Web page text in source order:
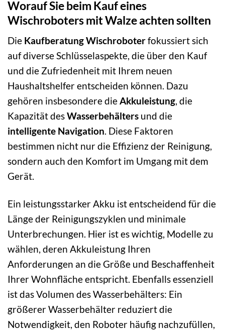
Worauf Sie beim Kauf eines
Wischroboters mit Walze achten sollten
Die Kaufberatung Wischroboterfokussiert sich
auf diverse Schlüsselaspekte, die über den Kauf
und die Zufriedenheit mit Ihrem neuen
Haushaltshelfer entscheiden können. Dazu
gehören insbesondere dieAkkuleistung, die
Kapazität desWasserbehälters und die
intelligente Navigation. Diese Faktoren
bestimmen nicht nur die Effizienz der Reinigung,
sondern auch den Komfort im Umgang mit dem
Gerät.
Ein leistungsstarker Akku ist entscheidend für die
Länge der Reinigungszyklen und minimale
Unterbrechungen. Hier ist es wichtig, Modelle zu
wählen, deren Akkuleistung Ihren
Anforderungen an die Größe und Beschaffenheit
Ihrer Wohnfläche entspricht. Ebenfalls essenziell
ist das Volumen des Wasserbehälters: Ein
größerer Wasserbehälter reduziert die
Notwendigkeit, den Roboter häufig nachzufüllen,